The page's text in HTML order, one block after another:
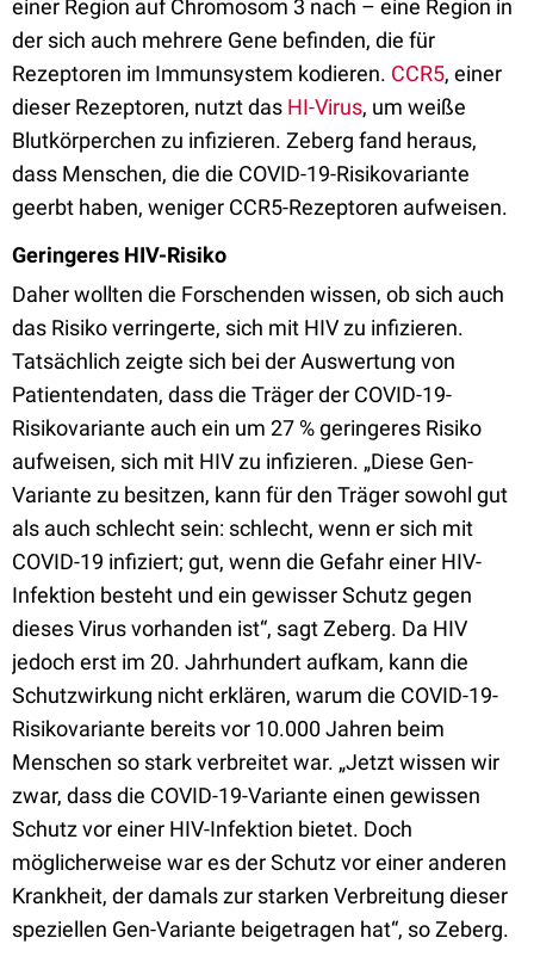
einer Region auf Chromosom 3 nach – eine Region in
der sich auch mehrere Gene befinden, die für
Rezeptoren im Immunsystem kodieren. CCR5, einer
dieser Rezeptoren, nutzt das HI-Virus, um weiße
Blutkörperchen zu infizieren. Zeberg fand heraus,
dass Menschen, die die COVID-19-Risikovariante
geerbt haben, weniger CCR5-Rezeptoren aufweisen.
Geringeres HIV-Risiko
Daher wollten die Forschenden wissen, ob sich auch
das Risiko verringerte, sich mit HIV zu infizieren.
Tatsächlich zeigte sich bei der Auswertung von
Patientendaten, dass die Träger der COVID-19-
Risikovariante auch ein um 27 % geringeres Risiko
aufweisen, sich mit HIV zu infizieren. „Diese Gen-
Variante zu besitzen, kann für den Träger sowohl gut
als auch schlecht sein: schlecht, wenn er sich mit
COVID-19 infiziert; gut, wenn die Gefahr einer HIV-
Infektion besteht und ein gewisser Schutz gegen
dieses Virus vorhanden ist“, sagt Zeberg. Da HIV
jedoch erst im 20. Jahrhundert aufkam, kann die
Schutzwirkung nicht erklären, warum die COVID-19-
Risikovariante bereits vor 10.000 Jahren beim
Menschen so stark verbreitet war. „Jetzt wissen wir
zwar, dass die COVID-19-Variante einen gewissen
Schutz vor einer HIV-Infektion bietet. Doch
möglicherweise war es der Schutz vor einer anderen
Krankheit, der damals zur starken Verbreitung dieser
speziellen Gen-Variante beigetragen hat“, so Zeberg.